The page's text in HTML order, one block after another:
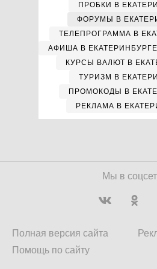
ПРОБКИ В
ФОРУМЫ В
ТЕЛЕПРОГРАММА В
АФИША В ЕКАТЕРИНБУРГЕ
КУРСЫ ВАЛЮТ В
ТУРИЗМ В
ПРОМОКОДЫ В
РЕКЛАМА В
Мы в
Полная версия сайта
Помощь по сайту